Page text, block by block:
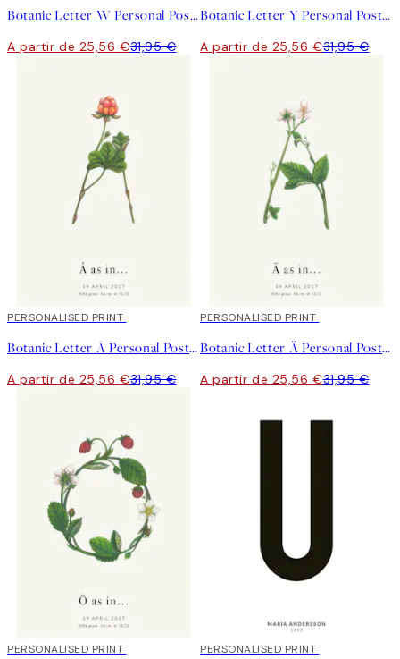
Botanic Letter W Personal Poster
A partir de 25,56 €31,95 €
Botanic Letter Y Personal Poster
A partir de 25,56 €31,95 €
20%*
PERSONALISED PRINT
Botanic Letter Å Personal Poster
A partir de 25,56 €31,95 €
20%*
PERSONALISED PRINT
Botanic Letter Ä Personal Poster
A partir de 25,56 €31,95 €
20%*
PERSONALISED PRINT 20%*
PERSONALISED PRINT